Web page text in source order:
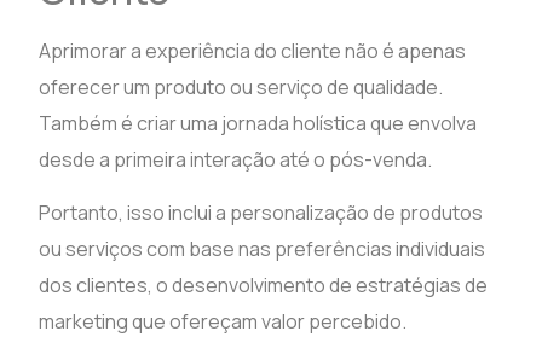
Aprimorar a experiência do cliente não é apenas
oferecer um produto ou serviço de qualidade.
Também é criar uma jornada holística que envolva
desde a primeira interação até o pós-venda.
Portanto, isso inclui a personalização de produtos
ou serviços com base nas preferências individuais
dos clientes, o desenvolvimento de estratégias de
marketing que ofereçam valor percebido.